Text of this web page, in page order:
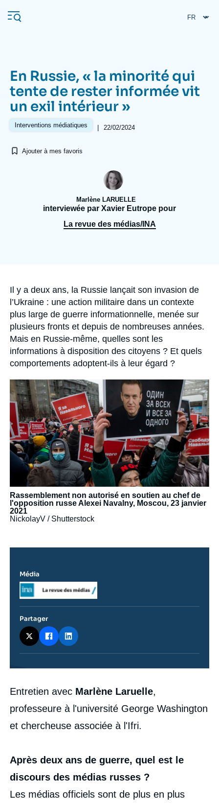
au
contenu
principale
L'Ifri
Se connecter
À propos de l'Ifri
Proche-Orient
En Russie, « la minorité qui
tente de rester informée vit
un exil intérieur »
Interventions médiatiques | 22/02/2024
Ajouter à mes favoris
Marlène LARUELLE
interviewée par Xavier Eutrope pour
La revue des médias/INA
Accroche
Il y a deux ans, la Russie lançait son invasion de
l’Ukraine : une action militaire dans un contexte
plus large de guerre informationnelle, menée sur
plusieurs fronts et depuis de nombreuses années.
Mais en Russie-même, quelles sont les
informations à disposition des citoyens ? Et quels
comportements adoptent-ils à leur égard ?
Image
principale
médiatique
Rassemblement non autorisé en soutien au chef de
l'opposition russe Alexei Navalny, Moscou, 23 janvier
2021
NickolayV / Shutterstock
Contenu
intervention
médiatique
Entretien avec Marlène Laruelle,
professeure à l'université George Washington
et chercheuse associée à l'Ifri.
Après deux ans de guerre, quel est le
discours des médias russes ?
Les médias officiels sont de plus en plus
Média
Logo
Partager